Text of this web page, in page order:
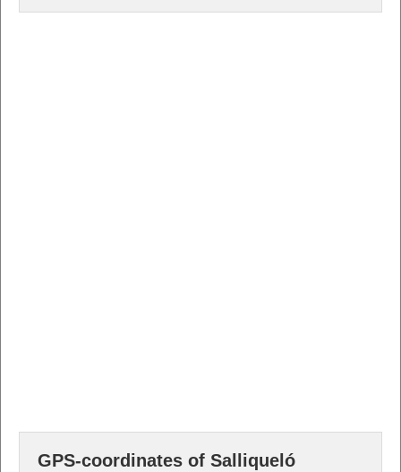
GPS-coordinates of Salliqueló